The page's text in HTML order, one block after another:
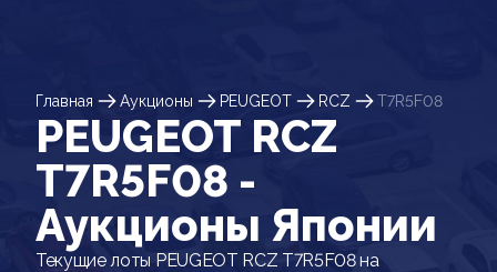
Главная Аукционы PEUGEOT RCZ T7R5F08
PEUGEOT RCZ
T7R5F08 -
Аукционы Японии
Текущие лоты PEUGEOT RCZ T7R5F08 на